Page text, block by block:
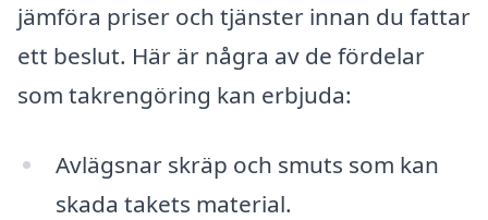
jämföra priser och tjänster innan du fattar
ett beslut. Här är några av de fördelar
som takrengöring kan erbjuda:
Avlägsnar skräp och smuts som kan
skada takets material.